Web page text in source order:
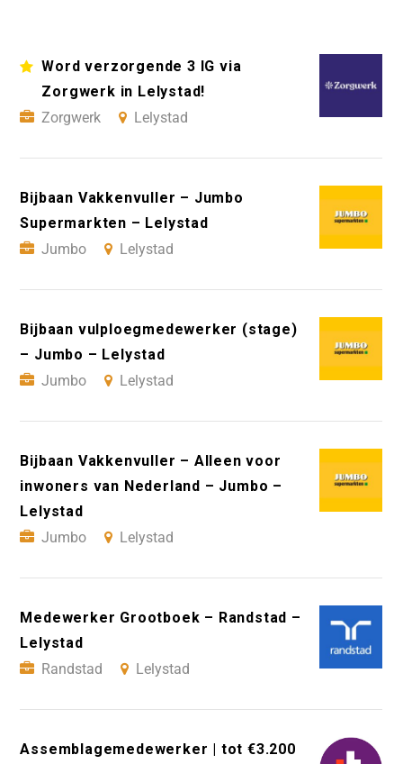
Word verzorgende 3 IG via
Zorgwerk in Lelystad!
Zorgwerk
Lelystad
Bijbaan Vakkenvuller – Jumbo
Supermarkten – Lelystad
Jumbo
Lelystad
Bijbaan vulploegmedewerker (stage)
– Jumbo – Lelystad
Jumbo
Lelystad
Bijbaan Vakkenvuller – Alleen voor
inwoners van Nederland – Jumbo –
Lelystad
Jumbo
Lelystad
Medewerker Grootboek – Randstad –
Lelystad
Randstad
Lelystad
Assemblagemedewerker | tot €3.200